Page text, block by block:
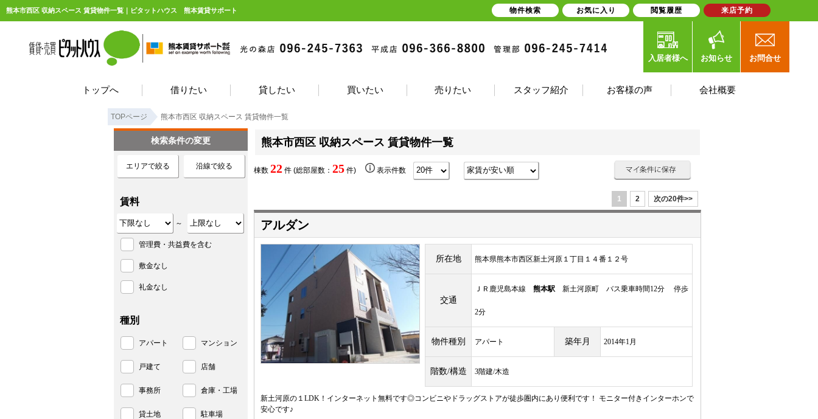
熊本市西区 収納スペース 賃貸物件一覧｜ピタットハウス 熊本賃貸サポート
入居者様へ お知らせ お問合せ
トップへ 借りたい 貸したい 買いたい 売りたい スタッフ紹介 お客様の声 会社概要
TOPページ 熊本市西区 収納スペース 賃貸物件一覧
熊本市西区 収納スペース 賃貸物件一覧
棟数 22 件 (総部屋数： 25 件) 表示件数
1 2 次の20件>>
アルダン
所在地 熊本県熊本市西区新土河原１丁目１４番１２号
交通
ＪＲ鹿児島本線 熊本駅 新土河原町 バス乗車時間12分 停歩
2分
物件種別 アパート 築年月 2014年1月
階数/構造 3階建/木造
新土河原の１LDK！インターネット無料です◎コンビニやドラッグストアが徒歩圏内にあり便利です！ モニター付きインターホンで
安心です♪
検索条件の変更
エリアで絞る 沿線で絞る
賃料
～
管理費・共益費を含む
敷金なし
礼金なし
種別
アパート マンション
戸建て 店舗
事務所 倉庫・工場
貸土地 駐車場
物件検索 お気に入り 閲覧履歴 来店予約